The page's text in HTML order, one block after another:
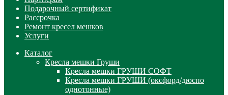
Подарочный сертификат
Рассрочка
Ремонт кресел мешков
Услуги
Каталог
Кресла мешки Груши
Кресла мешки ГРУШИ СОФТ
Кресла мешки ГРУШИ (оксфорд/дюспо
однотонные)